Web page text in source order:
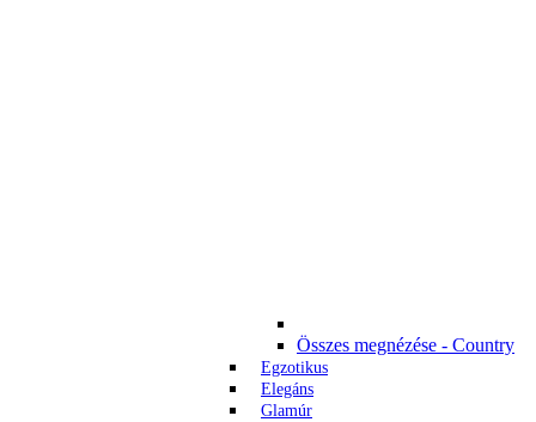
Összes megnézése - Country
Egzotikus
Elegáns
Glamúr